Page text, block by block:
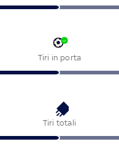
Tiri in porta
Tiri totali